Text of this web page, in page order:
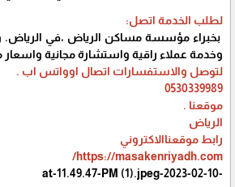
لطلب الخدمة اتصل:
بخبراء مؤسسة مساكن الرياض ،في
وخدمة عملاء راقية واستشارة مجانية واسعار
لتوصل والاستفسارات اتصال اوواتس اب .
0530339989
موقعنا .
الرياض
رابط موقعناالاكتروني
https://masakenriyadh.com/
-2023-02-10-at-11.49.47-PM (1).jpeg